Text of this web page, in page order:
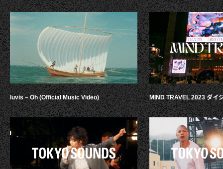
luvis – Oh (Official Music Video) MIND TRAVEL 2023 ダイ